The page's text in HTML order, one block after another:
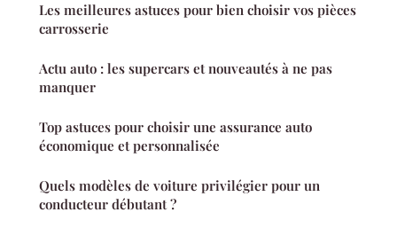
Les meilleures astuces pour bien choisir vos pièces
carrosserie
Actu auto : les supercars et nouveautés à ne pas
manquer
Top astuces pour choisir une assurance auto
économique et personnalisée
Quels modèles de voiture privilégier pour un
conducteur débutant ?